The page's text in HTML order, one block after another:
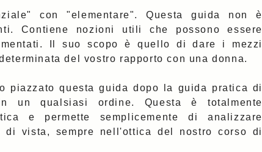
con "elementare". Questa guida non è
Contiene nozioni utili che possono essere
Il suo scopo è quello di dare i mezzi
del vostro rapporto con una donna.
piazzato questa guida dopo la guida pratica di
un qualsiasi ordine. Questa è totalmente
e permette semplicemente di analizzare
di vista, sempre nell'ottica del nostro corso di